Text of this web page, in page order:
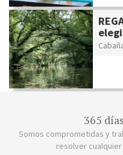
365
Somos comprometidas y
resolver